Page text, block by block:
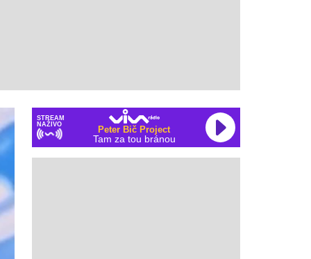
STREAM
NAŽIVO
Peter Bič Project
Tam za tou bránou